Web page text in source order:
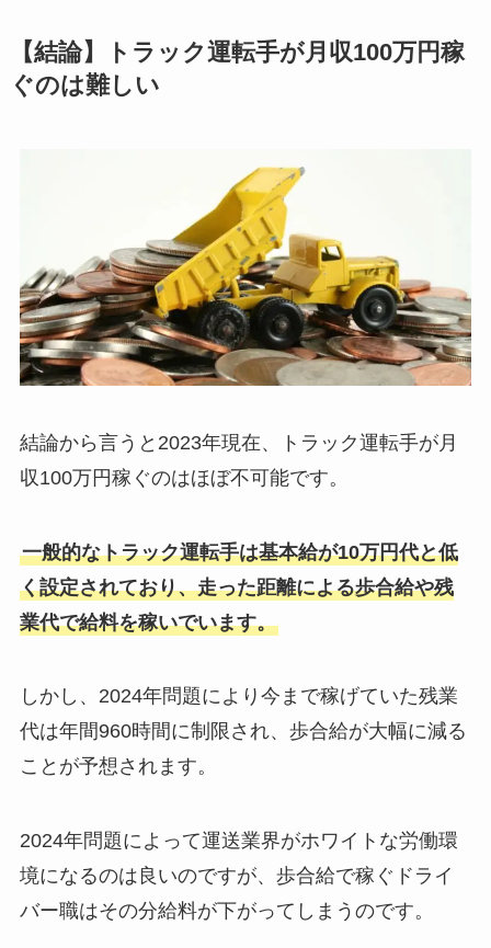
【結論】トラック運転手が月収100万円稼
ぐのは難しい
結論から言うと2023年現在、トラック運転手が月
収100万円稼ぐのはほぼ不可能です。
一般的なトラック運転手は基本給が10万円代と低
く設定されており、走った距離による歩合給や残
業代で給料を稼いでいます。
しかし、2024年問題により今まで稼げていた残業
代は年間960時間に制限され、歩合給が大幅に減る
ことが予想されます。
2024年問題によって運送業界がホワイトな労働環
境になるのは良いのですが、歩合給で稼ぐドライ
バー職はその分給料が下がってしまうのです。